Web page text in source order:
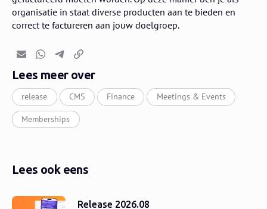
organisatie in staat diverse producten aan te bieden en
correct te factureren aan jouw doelgroep.
E-mailWhatsapp
TelegramKopieer link
Lees meer over
release CMS Finance Meetings & Events
Memberships
Lees ook eens
Release 2026.08